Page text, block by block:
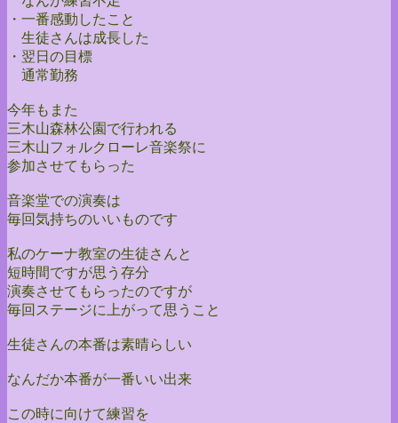
・一番感動したこと
生徒さんは成長した
・翌日の目標
通常勤務
今年もまた
三木山森林公園で行われる
三木山フォルクローレ音楽祭に
参加させてもらった
音楽堂での演奏は
毎回気持ちのいいものです
私のケーナ教室の生徒さんと
短時間ですが思う存分
演奏させてもらったのですが
毎回ステージに上がって思うこと
生徒さんの本番は素晴らしい
なんだか本番が一番いい出来
この時に向けて練習を